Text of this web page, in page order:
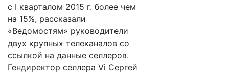
с I кварталом 2015 г. более чем
на 15%, рассказали
«Ведомостям» руководители
двух крупных телеканалов со
ссылкой на данные селлеров.
Гендиректор селлера Vi Сергей